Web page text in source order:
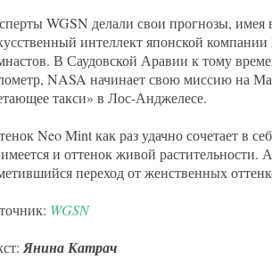
WGSN делали свои прогнозы,
интеллект японской компании
В Саудовской Аравии к тому
NASA начинает свою миссию на
такси» в Лос-Анджелесе.
Neo Mint как раз удачно сочетает в
и оттенок живой
переход от женственных
WGSN
Янина Катрач